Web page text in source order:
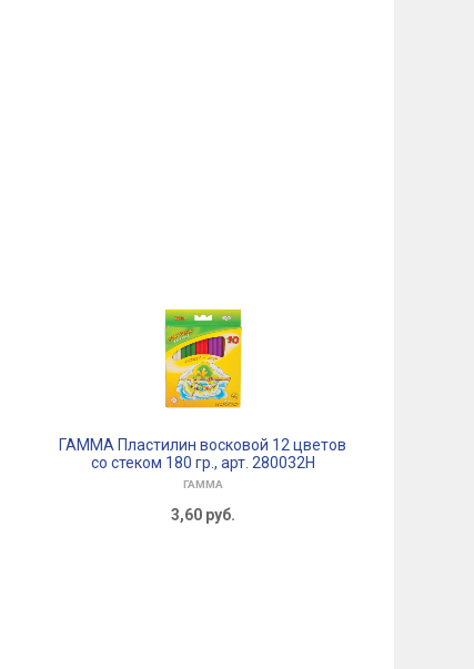
ГАММА Пластилин восковой 12 цветов
со стеком 180 гр., арт. 280032Н
ГАММА
3,60 руб.